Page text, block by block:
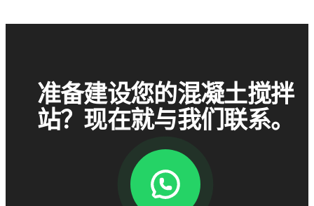
准备建设您的混凝土搅拌
站？现在就与我们联系。